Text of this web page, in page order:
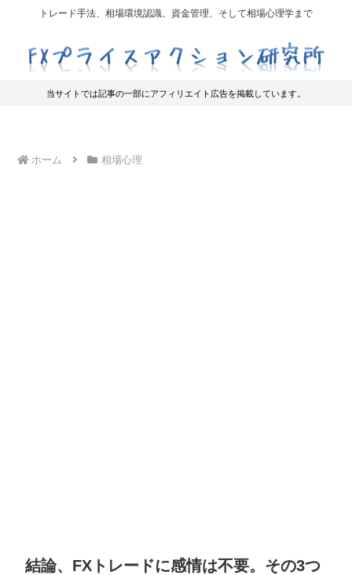
トレード手法、相場環境認識、資金管理、そして相場心理学まで
当サイトでは記事の一部にアフィリエイト広告を掲載しています。
ホーム 相場心理
結論、FXトレードに感情は不要。その3つ